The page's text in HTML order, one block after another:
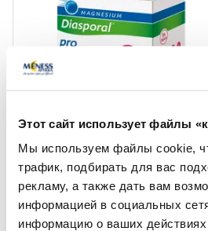
Этот сайт использует файлы
Мы используем файлы cookie,
трафик, подбирать для вас
рекламу, а также дать вам
информацией в социальных
информацию о ваших действиях
Пищевая добавка
MAGNESIUM Diasporal Pro Для
Мышц и Нервов пакетики, 30 шт.
13.19 € 21.99 €